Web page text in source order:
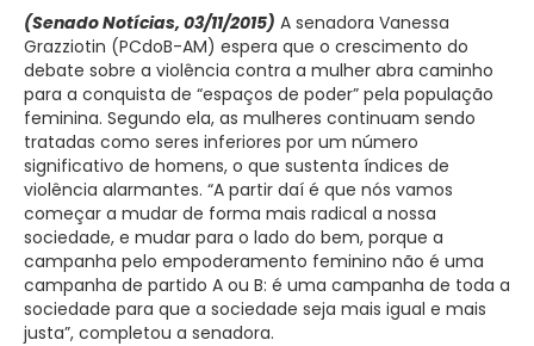
(Senado Notícias, 03/11/2015) A senadora Vanessa
Grazziotin (PCdoB-AM) espera que o crescimento do
debate sobre a violência contra a mulher abra caminho
para a conquista de “espaços de poder” pela população
feminina. Segundo ela, as mulheres continuam sendo
tratadas como seres inferiores por um número
significativo de homens, o que sustenta índices de
violência alarmantes. “A partir daí é que nós vamos
começar a mudar de forma mais radical a nossa
sociedade, e mudar para o lado do bem, porque a
campanha pelo empoderamento feminino não é uma
campanha de partido A ou B: é uma campanha de toda a
sociedade para que a sociedade seja mais igual e mais
justa”, completou a senadora.